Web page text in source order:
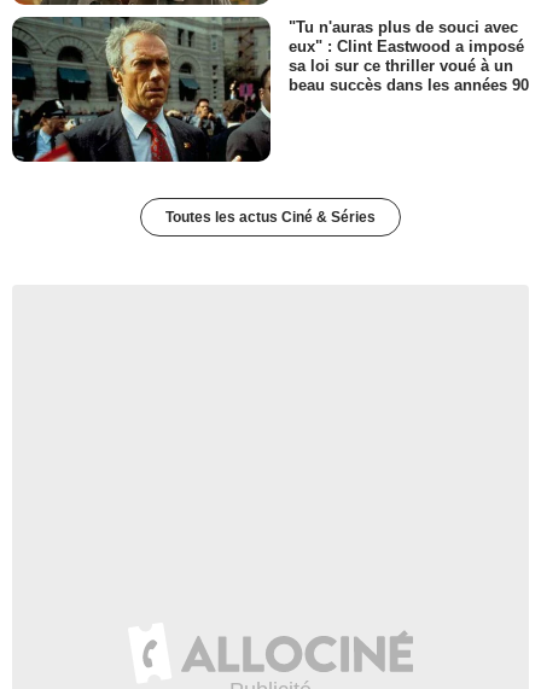
"Tu n'auras plus de souci avec
eux" : Clint Eastwood a imposé
sa loi sur ce thriller voué à un
beau succès dans les années 90
Toutes les actus Ciné & Séries